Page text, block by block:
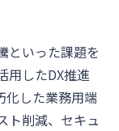
といった課題を
用したDX推進
化した業務用端
ト削減、セキュ